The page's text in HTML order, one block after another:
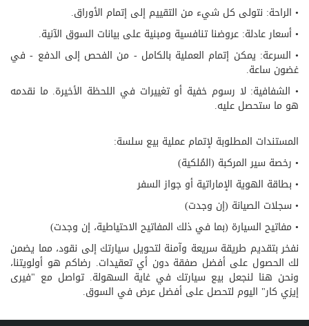
• الراحة: نتولى كل شيء من التقييم إلى إتمام الأوراق.
• أسعار عادلة: عروضنا تنافسية ومبنية على بيانات السوق الآنية.
• السرعة: يمكن إتمام العملية بالكامل - من الفحص إلى الدفع - في
غضون ساعة.
• الشفافية: لا رسوم خفية أو تغييرات في اللحظة الأخيرة. ما نقدمه
هو ما ستحصل عليه.
المستندات المطلوبة لإتمام عملية بيع سلسة:
• رخصة سير المركبة (المُلكية)
• بطاقة الهوية الإماراتية أو جواز السفر
• سجلات الصيانة (إن وجدت)
• مفاتيح السيارة (بما في ذلك المفاتيح الاحتياطية، إن وجدت)
نفخر بتقديم طريقة سريعة وآمنة لتحويل سيارتك إلى نقود، مما يضمن
لك الحصول على أفضل صفقة دون أي تعقيدات. رضاكم هو أولويتنا،
ونحن هنا لنجعل بيع سيارتك في غاية السهولة. تواصل مع "فيرى
إيزي كار" اليوم لتحصل على أفضل عرض في السوق.